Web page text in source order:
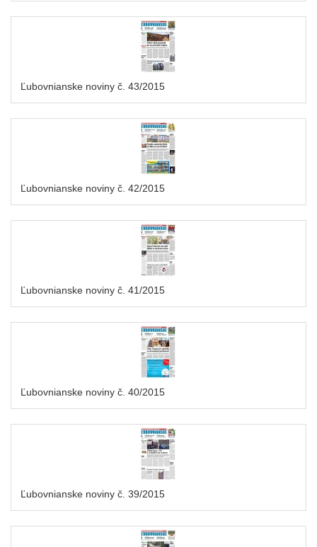
Ľubovnianske noviny č. 43/2015
Ľubovnianske noviny č. 42/2015
Ľubovnianske noviny č. 41/2015
Ľubovnianske noviny č. 40/2015
Ľubovnianske noviny č. 39/2015